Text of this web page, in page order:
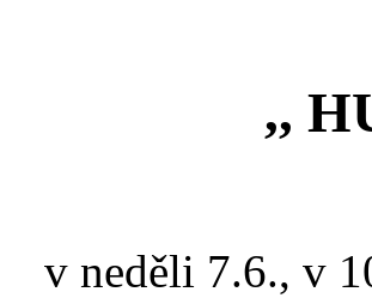
,,
v neděli 7.6., v